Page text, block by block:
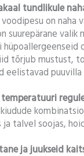
tundlikule
on naha
suurepärane valik
hüpoallergeenseid
tõrjub mustust,
eelistavad
ja talvel soojas,
ja juukseid